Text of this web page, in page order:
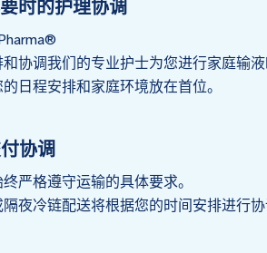
时的护理协调
协调我们的专业护士为您进行家庭输
日程安排和家庭环境放在首位。
协调
严格遵守运输的具体要求。
隔夜冷链配送将根据您的时间安排进行